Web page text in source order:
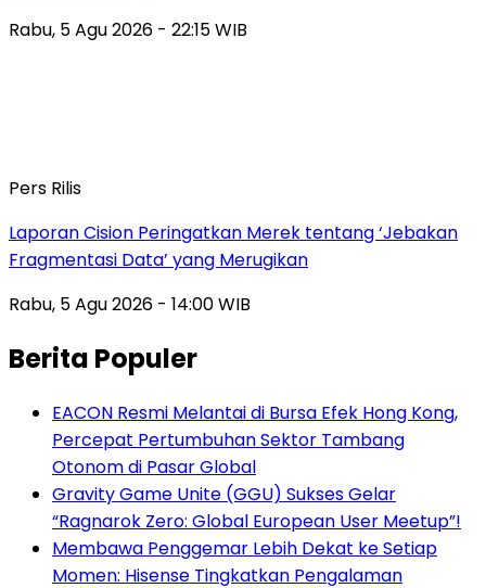
Rabu, 5 Agu 2026 - 22:15 WIB
Pers Rilis
Laporan Cision Peringatkan Merek tentang ‘Jebakan
Fragmentasi Data’ yang Merugikan
Rabu, 5 Agu 2026 - 14:00 WIB
Berita Populer
EACON Resmi Melantai di Bursa Efek Hong Kong,
Percepat Pertumbuhan Sektor Tambang
Otonom di Pasar Global
Gravity Game Unite (GGU) Sukses Gelar
“Ragnarok Zero: Global European User Meetup”!
Membawa Penggemar Lebih Dekat ke Setiap
Momen: Hisense Tingkatkan Pengalaman